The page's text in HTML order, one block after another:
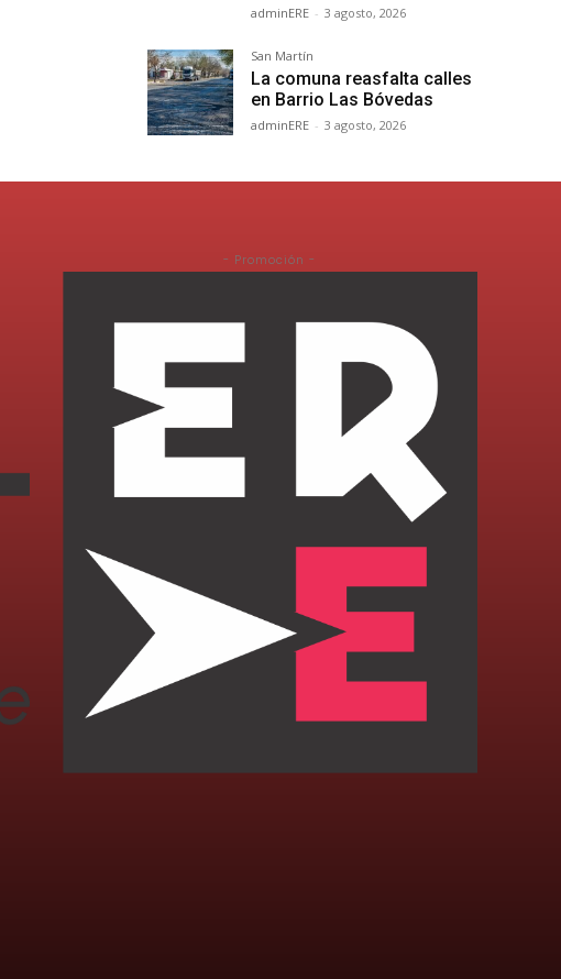
adminERE - 3 agosto, 2026
San Martín
La comuna reasfalta calles
en Barrio Las Bóvedas
adminERE - 3 agosto, 2026
- Promoción -